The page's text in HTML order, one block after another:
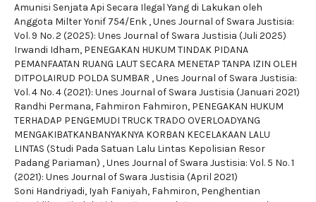
Amunisi Senjata Api Secara Ilegal Yang di Lakukan oleh
Anggota Milter Yonif 754/Enk ,Unes Journal of Swara Justisia:
Vol. 9 No. 2 (2025): Unes Journal of Swara Justisia (Juli 2025)
Irwandi Idham, PENEGAKAN HUKUM TINDAK PIDANA
PEMANFAATAN RUANG LAUT SECARA MENETAP TANPA IZIN OLEH
DITPOLAIRUD POLDA SUMBAR ,Unes Journal of Swara Justisia:
Vol. 4 No. 4 (2021): Unes Journal of Swara Justisia (Januari 2021)
Randhi Permana, Fahmiron Fahmiron, PENEGAKAN HUKUM
TERHADAP PENGEMUDI TRUCK TRADO OVERLOADYANG
MENGAKIBATKANBANYAKNYA KORBAN KECELAKAAN LALU
LINTAS (Studi Pada Satuan Lalu Lintas Kepolisian Resor
Padang Pariaman) ,Unes Journal of Swara Justisia: Vol. 5 No. 1
(2021): Unes Journal of Swara Justisia (April 2021)
Soni Handriyadi, Iyah Faniyah, Fahmiron, Penghentian